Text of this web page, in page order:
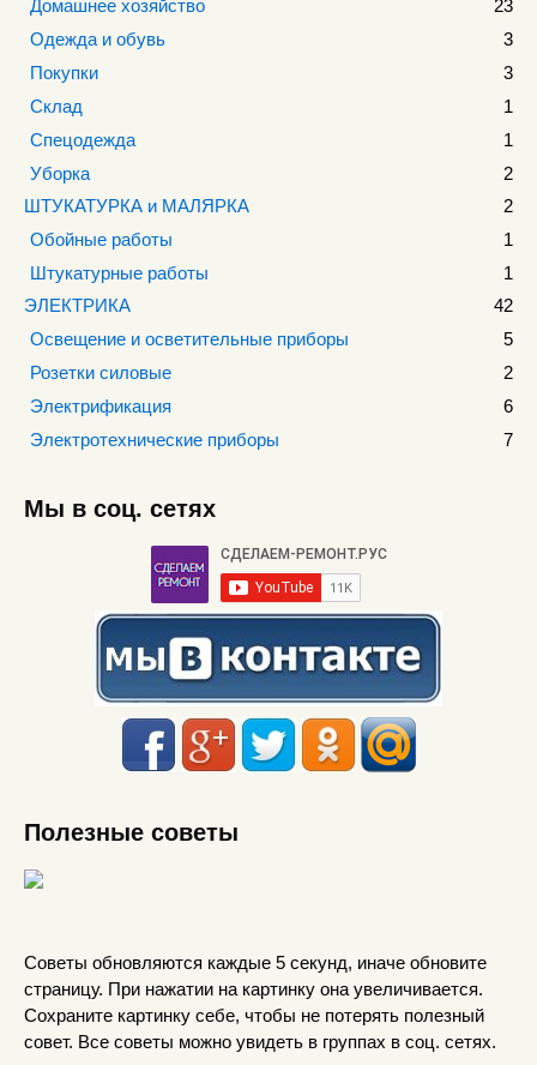
Домашнее хозяйство
23
Одежда и обувь
3
Покупки
3
Склад
1
Спецодежда
1
Уборка
2
ШТУКАТУРКА и МАЛЯРКА
2
Обойные работы
1
Штукатурные работы
1
ЭЛЕКТРИКА
42
Освещение и осветительные приборы
5
Розетки силовые
2
Электрификация
6
Электротехнические приборы
7
Мы в соц. сетях
Полезные советы
Советы обновляются каждые 5 секунд, иначе обновите
страницу. При нажатии на картинку она увеличивается.
Сохраните картинку себе, чтобы не потерять полезный
совет. Все советы можно увидеть в группах в соц. сетях.